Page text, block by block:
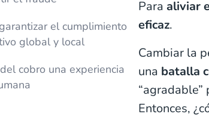
el cumplimiento
global y local
cobro una experiencia
Para aliviar
eficaz.
Cambiar la
una batalla
“agradable”
Entonces,